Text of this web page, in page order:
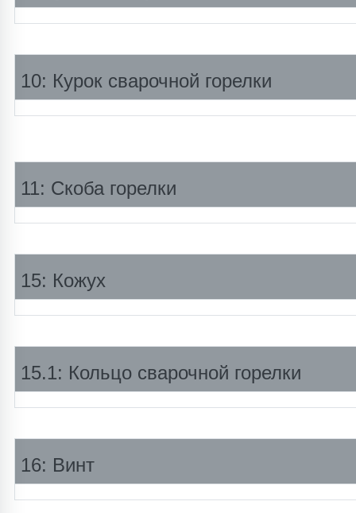
10: Курок сварочной горелки
11: Скоба горелки
15: Кожух
15.1: Кольцо сварочной горелки
16: Винт